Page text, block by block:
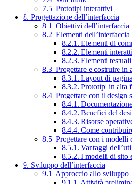
7.5. Prototipi interattivi
8. Progettazione dell’interfaccia
8.1. Obiettivi dell’interfaccia
8.2. Elementi dell’interfaccia
8.2.1. Elementi di
8.2.2. Elementi
8.2.3. Elementi
8.3. Progettare e costruire in
8.3.1. Layout di pagina
8.3.2. Prototipi in alta
8.4. Progettare con il design
8.4.1. Documentazione
8.4.2. Benefici del
8.4.3. Risorse
8.4.4. Come
8.5. Progettare con i modelli
8.5.1. Vantaggi
8.5.2. I modelli di sito
9. Sviluppo dell’interfaccia
9.1. Approccio allo sviluppo
9.1.1. Attività